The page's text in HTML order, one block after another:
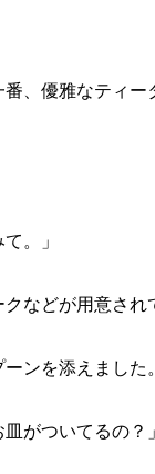
、優雅なティー
。」
などが用意され
ンを添えました。
がついてるの？」